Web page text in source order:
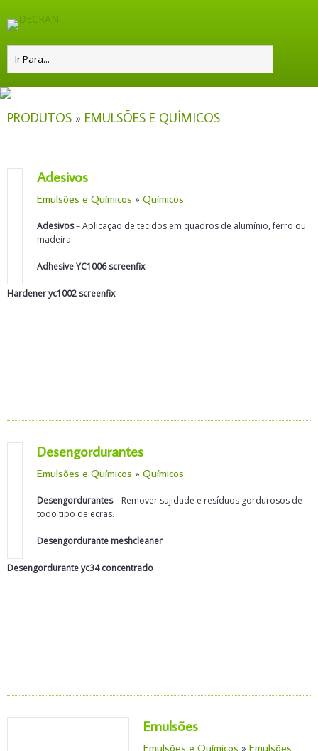
PRODUTOS » EMULSÕES E QUÍMICOS
Adesivos
Emulsões e Químicos » Químicos
Adesivos– Aplicação de tecidos em quadros de alumínio, ferro ou
madeira.
Adhesive YC1006 screenfix
Hardener yc1002 screenfix
Desengordurantes
Emulsões e Químicos » Químicos
Desengordurantes– Remover sujidade e resíduos gordurosos de
todo tipo de ecrãs.
Desengordurante meshcleaner
Desengordurante yc34 concentrado
Emulsões
Emulsões e Químicos » Emulsões